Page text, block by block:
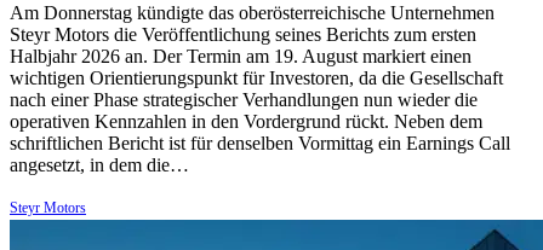
Am Donnerstag kündigte das oberösterreichische Unternehmen
Steyr Motors die Veröffentlichung seines Berichts zum ersten
Halbjahr 2026 an. Der Termin am 19. August markiert einen
wichtigen Orientierungspunkt für Investoren, da die Gesellschaft
nach einer Phase strategischer Verhandlungen nun wieder die
operativen Kennzahlen in den Vordergrund rückt. Neben dem
schriftlichen Bericht ist für denselben Vormittag ein Earnings Call
angesetzt, in dem die…
Steyr Motors